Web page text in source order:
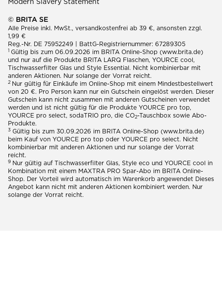
© BRITA SE
Alle Preise inkl. MwSt., versandkostenfrei ab 39 €, ansonsten zzgl.
1,99 €
Reg.-Nr. DE 75952249 | BattG-Registriernummer: 67289305
1 Gültig bis zum 06.09.2026 im BRITA Online-Shop (www.brita.de)
und nur auf die Produkte BRITA LARQ Flaschen, YOURCE cool,
Tischwasserfilter Glas und Style Essential. Nicht kombinierbar mit
anderen Aktionen. Nur solange der Vorrat reicht.
2 Nur gültig für Einkäufe im Online-Shop mit einem Mindestbestellwert
von 20 €. Pro Person kann nur ein Gutschein eingelöst werden. Dieser
Gutschein kann nicht zusammen mit anderen Gutscheinen verwendet
werden und ist nicht gültig für die Produkte YOURCE pro top,
YOURCE pro select, sodaTRIO pro, die CO2-Tauschbox sowie Abo-
Produkte.
3 Gültig bis zum 30.09.2026 im BRITA Online-Shop (www.brita.de)
beim Kauf von YOURCE pro top oder YOURCE pro select. Nicht
kombinierbar mit anderen Aktionen und nur solange der Vorrat
reicht.
9 Nur gültig auf Tischwasserfilter Glas, Style eco und YOURCE cool in
Kombination mit einem MAXTRA PRO Spar-Abo im BRITA Online-
Shop. Der Vorteil wird automatisch im Warenkorb angewendet Dieses
Angebot kann nicht mit anderen Aktionen kombiniert werden. Nur
solange der Vorrat reicht.